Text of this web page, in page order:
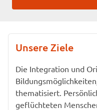
Unsere Ziele
Die Integration und
thematisiert.
geflüchteten